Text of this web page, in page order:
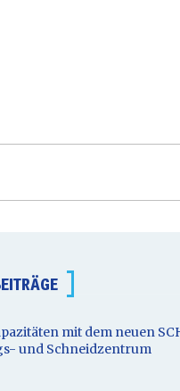
mit dem neuen
und Schneidzentrum